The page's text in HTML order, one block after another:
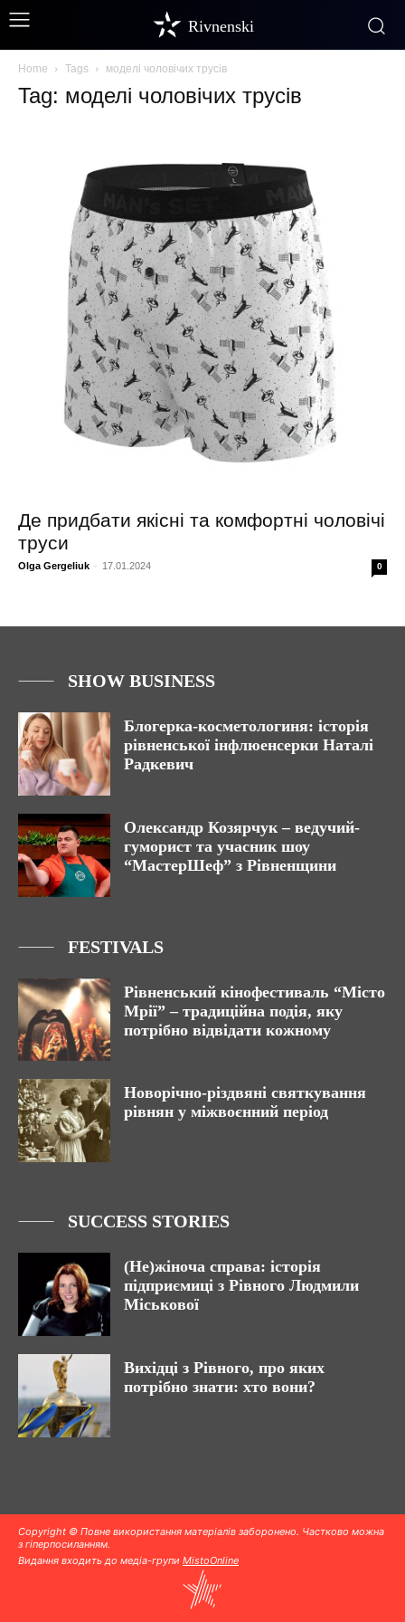
Rivnenski
Home Tags моделі чоловічих трусів
Tag: моделі чоловічих трусів
Де придбати якісні та комфортні чоловічі
труси
Olga Gergeliuk - 17.01.2024 0
SHOW BUSINESS
Блогерка-косметологиня: історія
рівненської інфлюенсерки Наталі
Радкевич
Олександр Козярчук – ведучий-
гуморист та учасник шоу
“МастерШеф” з Рівненщини
FESTIVALS
Рівненський кінофестиваль “Місто
Мрії” – традиційна подія, яку
потрібно відвідати кожному
Новорічно-різдвяні святкування
рівнян у міжвоєнний період
SUCCESS STORIES
(Не)жіноча справа: історія
підприємиці з Рівного Людмили
Міськової
Вихідці з Рівного, про яких
потрібно знати: хто вони?
Copyright © Повне використання матеріалів заборонено. Частково можна
з гіперпосиланням.
Видання входить до медіа-групи MistoOnline